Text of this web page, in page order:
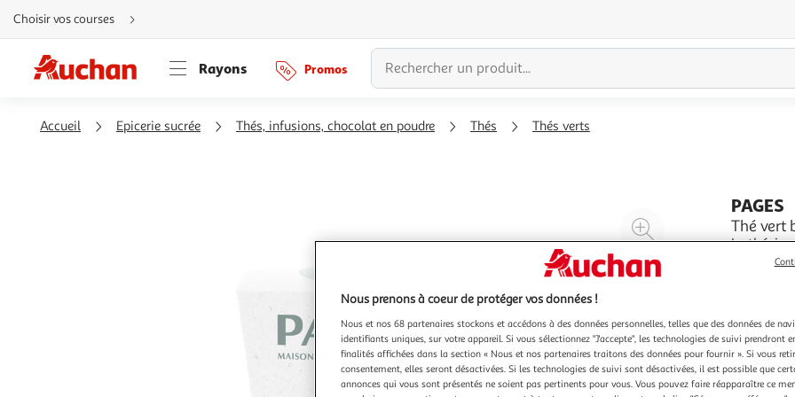
Aller
directement
au
Aller
directement
à
Aller
directement
Choisir vos courses
Rayons Promos
Accueil Epicerie sucrée Thés, infusions, chocolat en poudre Thés Thés verts
Agrandir
l'illustration
à
Réduire
à
100
%
Partager
le
produit
PAGES
Thé vert
Le thé,
Nous prenons à coeur de protéger vos données !
Nous et nos 68 partenaires stockons et accédons à des données personnelles, telles que des données de
identifiants uniques, sur votre appareil. Si vous sélectionnez "J'accepte", les technologies de suivi prendront
finalités affichées dans la section « Nous et nos partenaires traitons des données pour fournir ». Si vous
consentement, elles seront désactivées. Si les technologies de suivi sont désactivées, il est possible que
annonces qui vous sont présentés ne soient pas pertinents pour vous. Vous pouvez faire réapparaître ce